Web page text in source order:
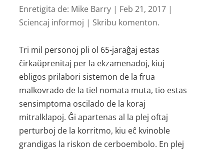
Enretigita de: Mike Barry | Feb 21, 2017 |
Sciencaj informoj | Skribu komenton.
Tri mil personoj pli ol 65-jaraĝaj estas
ĉirkaŭprenitaj per la ekzamenadoj, kiuj
ebligos prilabori sistemon de la frua
malkovrado de la tiel nomata muta, tio estas
sensimptoma oscilado de la koraj
mitralklapoj. Ĝi apartenas al la plej oftaj
perturboj de la korritmo, kiu eĉ kvinoble
grandigas la riskon de cerboembolo. En plej